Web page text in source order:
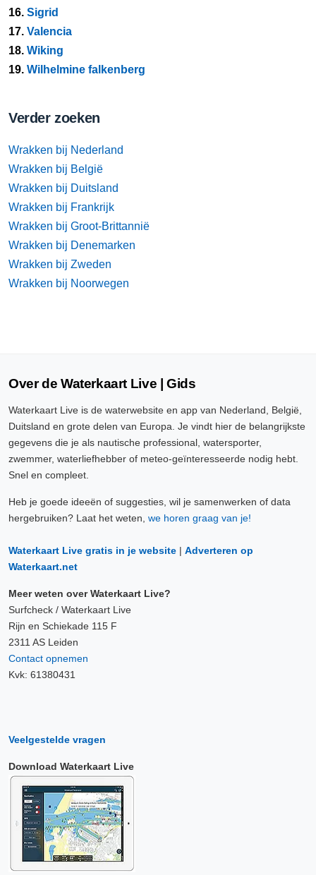
16. Sigrid
17. Valencia
18. Wiking
19. Wilhelmine falkenberg
Verder zoeken
Wrakken bij Nederland
Wrakken bij België
Wrakken bij Duitsland
Wrakken bij Frankrijk
Wrakken bij Groot-Brittannië
Wrakken bij Denemarken
Wrakken bij Zweden
Wrakken bij Noorwegen
Over de Waterkaart Live | Gids
Waterkaart Live is de waterwebsite en app van Nederland, België,
Duitsland en grote delen van Europa. Je vindt hier de belangrijkste
gegevens die je als nautische professional, watersporter,
zwemmer, waterliefhebber of meteo-geïnteresseerde nodig hebt.
Snel en compleet.
Heb je goede ideeën of suggesties, wil je samenwerken of data
hergebruiken? Laat het weten, we horen graag van je!
Waterkaart Live gratis in je website | Adverteren op
Waterkaart.net
Meer weten over Waterkaart Live?
Surfcheck / Waterkaart Live
Rijn en Schiekade 115 F
2311 AS Leiden
Contact opnemen
Kvk: 61380431
Veelgestelde vragen
Download Waterkaart Live